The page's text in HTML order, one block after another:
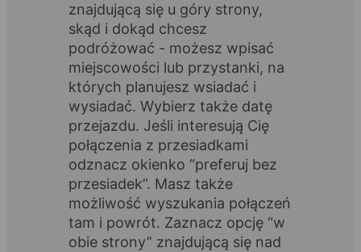
znajdującą się u góry strony,
skąd i dokąd chcesz
podróżować - możesz wpisać
miejscowości lub przystanki, na
których planujesz wsiadać i
wysiadać. Wybierz także datę
przejazdu. Jeśli interesują Cię
połączenia z przesiadkami
odznacz okienko “preferuj bez
przesiadek”. Masz także
możliwość wyszukania połączeń
tam i powrót. Zaznacz opcję “w
obie strony” znajdującą się nad